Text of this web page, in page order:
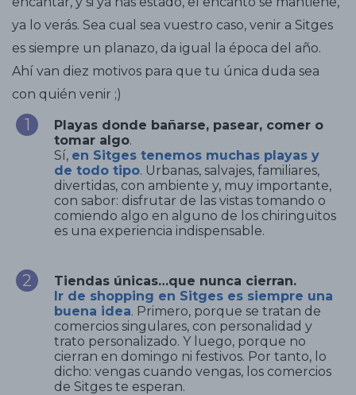
ya lo verás. Sea cual sea vuestro caso, venir a Sitges
es siempre un planazo, da igual la época del año.
Ahí van diez motivos para que tu única duda sea
con quién venir ;)
Playas donde bañarse, pasear, comer o
tomar algo.
Sí, en Sitges tenemos muchas playas y
de todo tipo. Urbanas, salvajes, familiares,
divertidas, con ambiente y, muy importante,
con sabor: disfrutar de las vistas tomando o
comiendo algo en alguno de los chiringuitos
es una experiencia indispensable.
Tiendas únicas…que nunca cierran.
Ir de shopping en Sitges es siempre una
buena idea. Primero, porque se tratan de
comercios singulares, con personalidad y
trato personalizado. Y luego, porque no
cierran en domingo ni festivos. Por tanto, lo
dicho: vengas cuando vengas, los comercios
de Sitges te esperan.